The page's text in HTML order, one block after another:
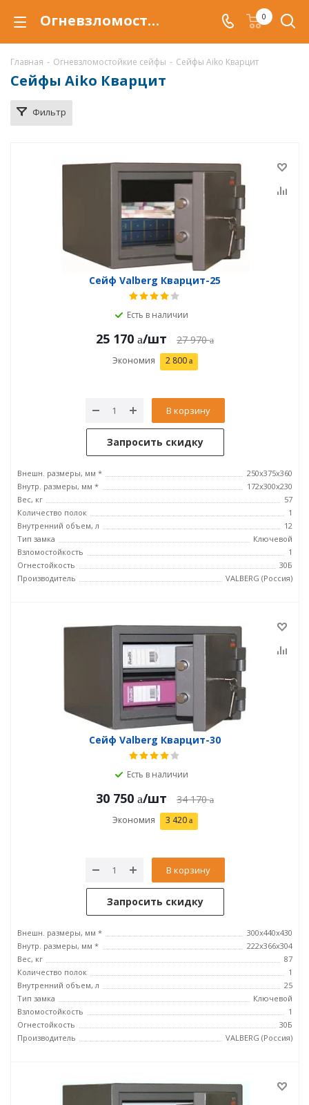
Огневзломостойкий сейф Aiko Кварцит купить в Саратове, сейфы Aiko Кварцит с защитой от взлома и от огня по низкой цене c доставкой 0
Главная - Огневзломостойкие сейфы - Сейфы Aiko Кварцит
Сейфы Aiko Кварцит
Фильтр
Сейф Valberg Кварцит-25
Есть в наличии
25 170 /шт 27 970
Экономия 2 800
В корзину
Запросить скидку
Внешн. размеры, мм *
250x375x360
Внутр. размеры, мм *
172x300x230
Вес, кг
57
Количество полок
1
Внутренний объем, л
12
Тип замка
Ключевой
Взломостойкость
1
Огнестойкость
30Б
Производитель
VALBERG (Россия)
Сейф Valberg Кварцит-30
Есть в наличии
30 750 /шт 34 170
Экономия 3 420
В корзину
Запросить скидку
Внешн. размеры, мм *
300x440x430
Внутр. размеры, мм *
222x366x304
Вес, кг
87
Количество полок
1
Внутренний объем, л
25
Тип замка
Ключевой
Взломостойкость
1
Огнестойкость
30Б
Производитель
VALBERG (Россия)